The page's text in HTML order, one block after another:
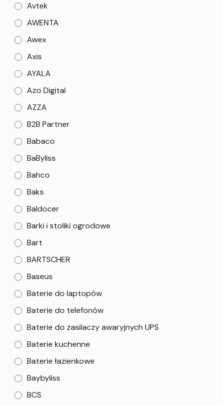
Avtek
AWENTA
Awex
Axis
AYALA
Azo Digital
AZZA
B2B Partner
Babaco
BaByliss
Bahco
Baks
Baldocer
Barki i stoliki ogrodowe
Bart
BARTSCHER
Baseus
Baterie do laptopów
Baterie do telefonów
Baterie do zasilaczy awaryjnych UPS
Baterie kuchenne
Baterie łazienkowe
Baybyliss
BCS